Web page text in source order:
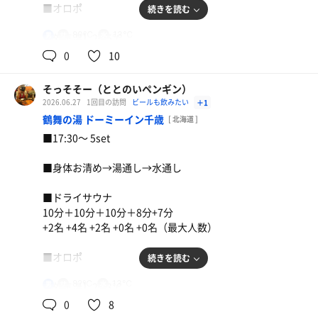
麦茶
◆サ室
・室温は85℃とマイルド目
・30分おきにオートロウリュウあり
・照明暗めで良き
②低温サウナ
・不規則な配置
・20人くらいは入れそうなサイズ感
・室温は75℃程
・ゆっくりじっくり入るにはもってこい
・照明暗め、TVなしで瞑想出来る
◆水風呂
・サ室前に2つ、水温は13℃弱と18℃弱
・プール、露天スペースに壺水風呂もあり
◆整いスペース
・1〜3F各階にに整い椅子、チェアが充実
個人的には好み
■オロポ
【整い度】☆☆☆☆（4.0/5.0）
【一言】
朝ウナ3set。
朝からしみじみそう思ったサウナ時間。
続きを読む
0 10
そっそそー（ととのいペンギン）
2026.06.27 1回目の訪問 ビールも飲みたい ＋1
鶴舞の湯 ドーミーイン千歳 [ 北海道 ]
■17:30〜 5set
■身体お清め→湯通し→水通し
■ドライサウナ
10分＋10分＋10分＋8分+7分
+2名 +4名 +2名 +0名 +0名（最大人数）
■オロポ 続きを読む
0 8